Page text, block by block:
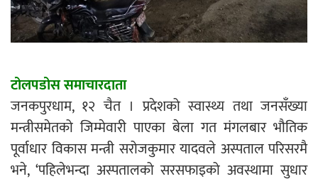
एम्बुलेन्सको उपहार भारत र नेपालबीचको निकै
हिस्सा : नियोग उपप्रमुख श्रीवास्तव
प्रेस काउन्सिल सदस्य नियुक्तिमा विभेद भयो :
टोलपडोस समाचारदाता
जनकपुरधाम, १२ चैत । प्रदेशको स्वास्थ्य तथा जनसँख्या
मन्त्रीसमेतको जिम्मेवारी पाएका बेला गत मंगलबार भौतिक
पूर्वाधार विकास मन्त्री सरोजकुमार यादवले अस्पताल परिसरमै
भने, ‘पहिलेभन्दा अस्पतालको सरसफाइको अवस्थामा सुधार